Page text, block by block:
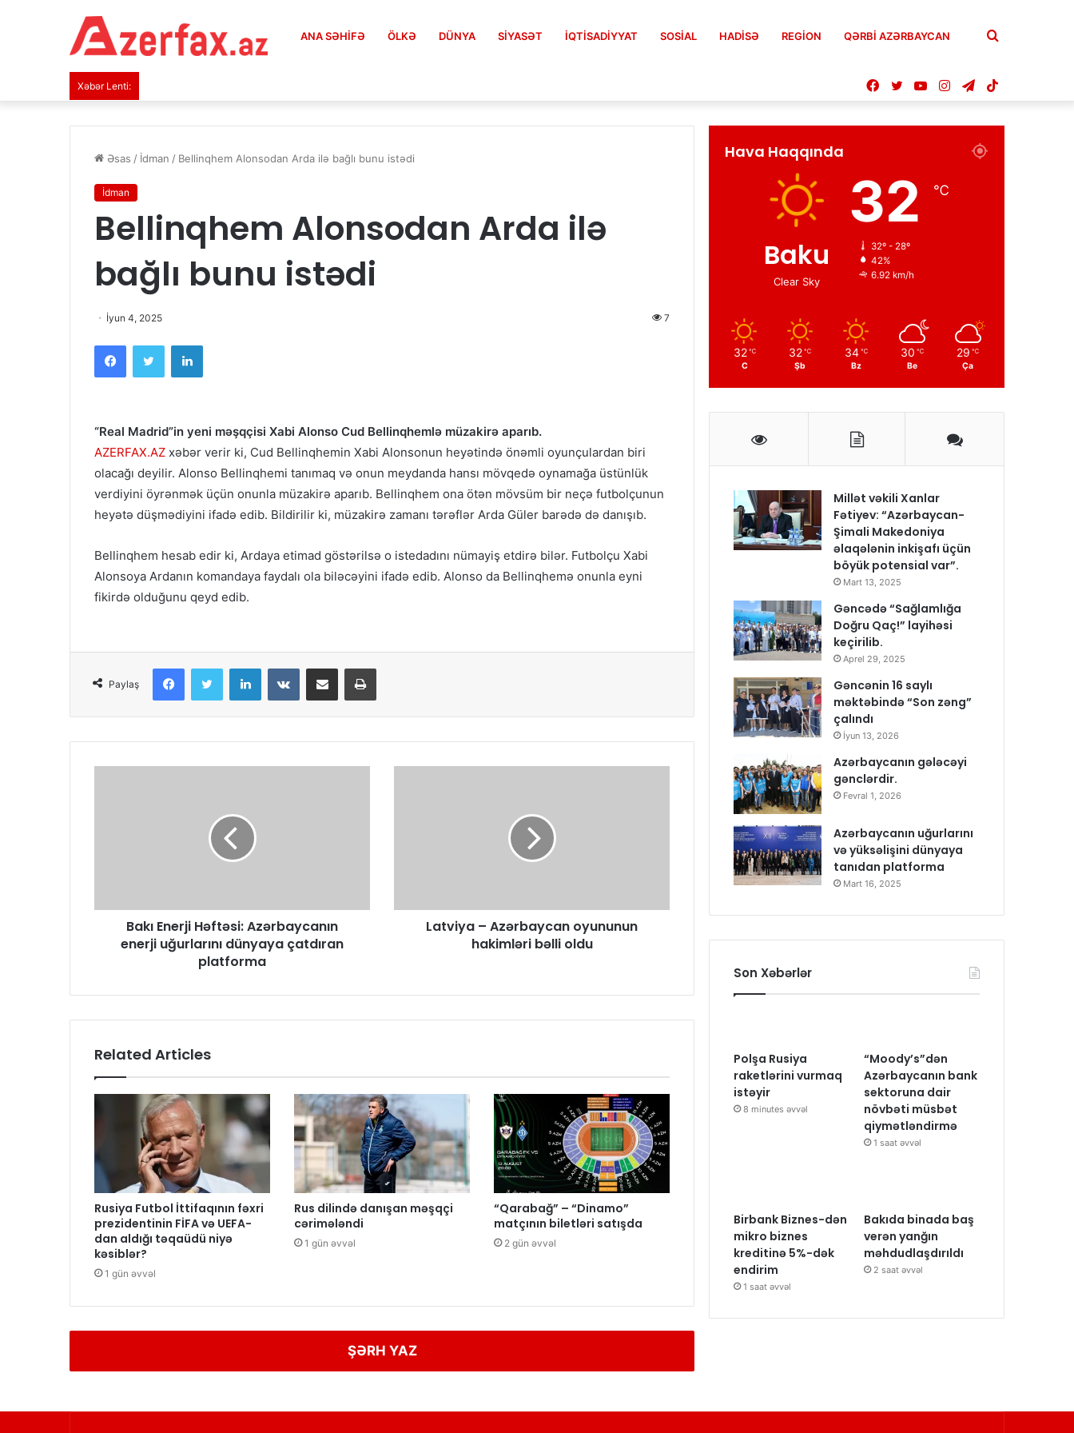
ANA SƏHIFƏ ÖLKƏ DÜNYA SIYASƏT İQTISADIYYAT SOSIAL HADISƏ REGION QƏRBİ AZƏRBAYCAN Axtar
Xəbər Lenti: Telegram
Instagram
YouTube
Twitter
Facebook
Əsas / İdman / Bellinqhem Alonsodan Arda ilə bağlı bunu istədi
İdman
Bellinqhem Alonsodan Arda ilə
bağlı bunu istədi
İyun 4, 2025 7
“Real Madrid”in yeni məşqçisi Xabi Alonso Cud Bellinqhemlə müzakirə aparıb.
AZERFAX.AZ xəbər verir ki, Cud Bellinqhemin Xabi Alonsonun heyətində önəmli oyunçulardan biri
olacağı deyilir. Alonso Bellinqhemi tanımaq və onun meydanda hansı mövqedə oynamağa üstünlük
verdiyini öyrənmək üçün onunla müzakirə aparıb. Bellinqhem ona ötən mövsüm bir neçə futbolçunun
heyətə düşmədiyini ifadə edib. Bildirilir ki, müzakirə zamanı tərəflər Arda Güler barədə də danışıb.
Bellinqhem hesab edir ki, Ardaya etimad göstərilsə o istedadını nümayiş etdirə bilər. Futbolçu Xabi
Alonsoya Ardanın komandaya faydalı ola biləcəyini ifadə edib. Alonso da Bellinqhemə onunla eyni
fikirdə olduğunu qeyd edib.
Paylaş
Bakı Enerji Həftəsi: Azərbaycanın
enerji uğurlarını dünyaya çatdıran
platforma
Latviya – Azərbaycan oyununun
hakimləri bəlli oldu
Related Articles
Rusiya Futbol İttifaqının fəxri
prezidentinin FİFA və UEFA-
dan aldığı təqaüdü niyə
kəsiblər?
1 gün əvvəl
Rus dilində danışan məşqçi
cərimələndi
1 gün əvvəl
“Qarabağ” – “Dinamo”
matçının biletləri satışda
2 gün əvvəl
ŞƏRH YAZ
Hava Haqqında
Baku
Clear Sky
32 ℃
32º - 28º
42%
6.92 km/h
32 ℃
C
32 ℃
Şb
34 ℃
Bz
30 ℃
Be
29 ℃
Ça
Millət vəkili Xanlar
Fətiyev: “Azərbaycan-
Şimali Makedoniya
əlaqələnin inkişafı üçün
böyük potensial var”.
Mart 13, 2025
Gəncədə “Sağlamlığa
Doğru Qaç!” layihəsi
keçirilib.
Aprel 29, 2025
Gəncənin 16 saylı
məktəbində “Son zəng”
çalındı
İyun 13, 2026
Azərbaycanın gələcəyi
gənclərdir.
Fevral 1, 2026
Azərbaycanın uğurlarını
və yüksəlişini dünyaya
tanıdan platforma
Mart 16, 2025
Son Xəbərlər
Polşa Rusiya
raketlərini vurmaq
istəyir
8 minutes əvvəl
“Moody’s”dən
Azərbaycanın bank
sektoruna dair
növbəti müsbət
qiymətləndirmə
1 saat əvvəl
Birbank Biznes-dən
mikro biznes
kreditinə 5%-dək
endirim
1 saat əvvəl
Bakıda binada baş
verən yanğın
məhdudlaşdırıldı
2 saat əvvəl